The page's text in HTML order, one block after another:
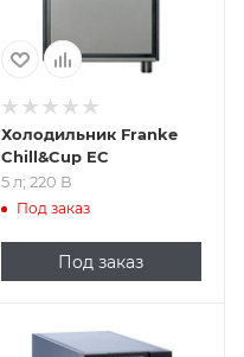
Холодильник Franke
Chill&Cup EC
5 л; 220 В
Под заказ
Под заказ
Подпись к товару